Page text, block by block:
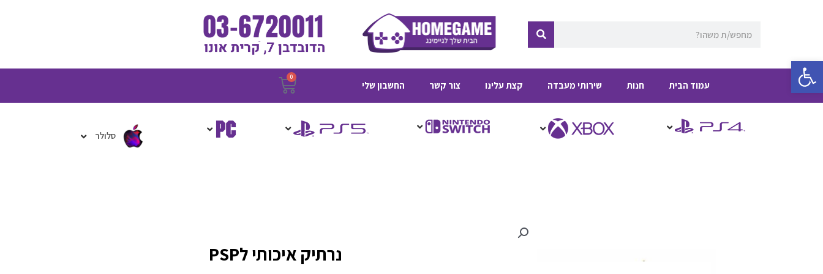
פתח סרגל נגישות
חיפוש
עמוד הבית חנות שירותי מעבדה קצת עלינו צור קשר החשבון שלי
0 עגלת
קניות
סלולר
נרתיק איכותי לPSP